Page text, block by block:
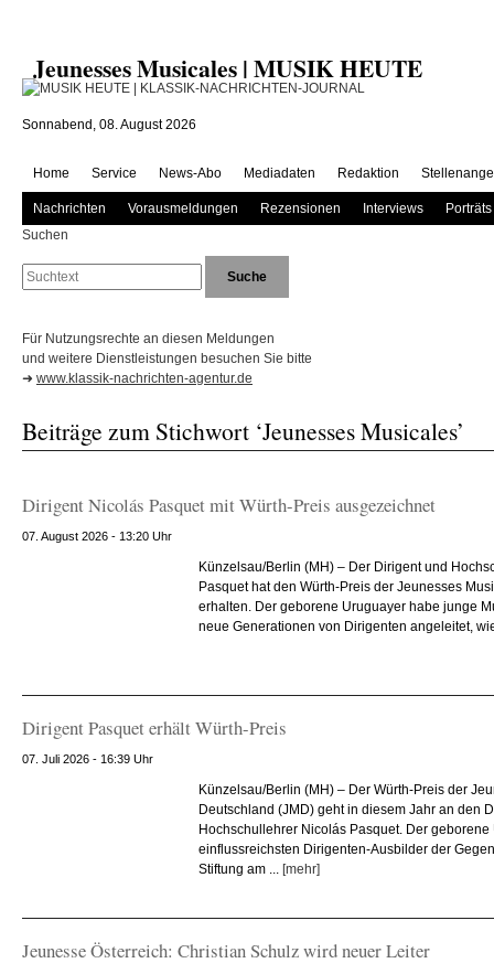
Jeunesses Musicales | MUSIK HEUTE
Sonnabend, 08. August 2026
Home Service News-Abo Mediadaten Redaktion
Nachrichten Vorausmeldungen Rezensionen Interviews
Porträts
Suchen
Für Nutzungsrechte an diesen Meldungen
und weitere Dienstleistungen besuchen Sie bitte
➜ www.klassik-nachrichten-agentur.de
Beiträge zum Stichwort ‘Jeunesses Musicales’
Dirigent Nicolás Pasquet mit Würth-Preis ausgezeichnet
07. August 2026 - 13:20 Uhr
Künzelsau/Berlin (MH) – Der Dirigent und
Pasquet hat den Würth-Preis der Jeunesses
erhalten. Der geborene Uruguayer habe junge
neue Generationen von Dirigenten angeleitet,
Dirigent Pasquet erhält Würth-Preis
07. Juli 2026 - 16:39 Uhr
Künzelsau/Berlin (MH) – Der Würth-Preis der
Deutschland (JMD) geht in diesem Jahr an den
Hochschullehrer Nicolás Pasquet. Der
einflussreichsten Dirigenten-Ausbilder der
Stiftung am ... [mehr]
Jeunesse Österreich: Christian Schulz wird neuer Leiter